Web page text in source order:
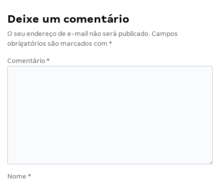
Deixe um comentário
O seu endereço de e-mail não será publicado. Campos
obrigatórios são marcados com *
Comentário *
Nome *